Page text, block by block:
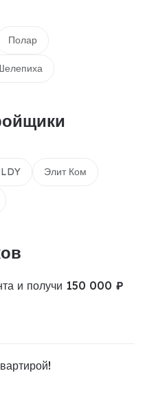
Полар
Элит Ком
и получи 150 000 ₽